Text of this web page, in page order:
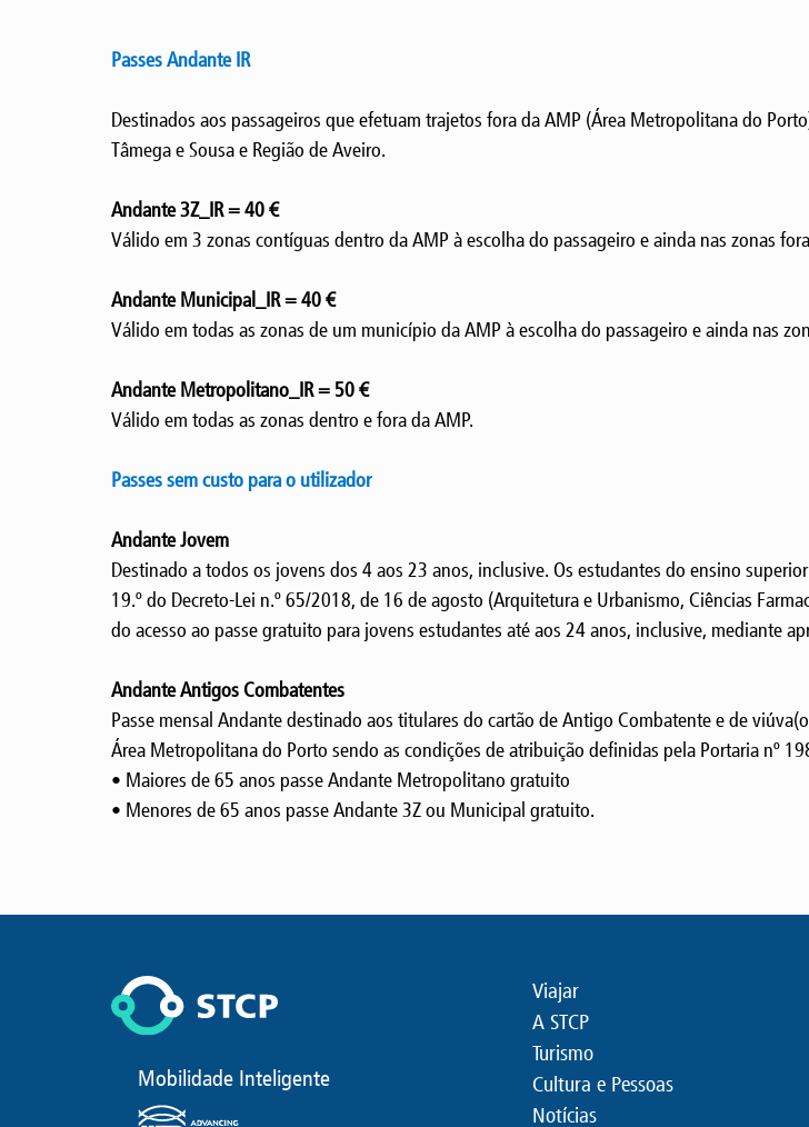
Passes Andante IR
Destinados aos passageiros que efetuam trajetos fora da AMP (Área Metropolitana do
Tâmega e Sousa e Região de Aveiro.
Andante 3Z_IR = 40 €
Válido em 3 zonas contíguas dentro da AMP à escolha do passageiro e ainda nas zonas
Andante Municipal_IR = 40 €
Válido em todas as zonas de um município da AMP à escolha do passageiro e ainda nas
Andante Metropolitano_IR = 50 €
Válido em todas as zonas dentro e fora da AMP.
Passes sem custo para o utilizador
Andante Jovem
Destinado a todos os jovens dos 4 aos 23 anos, inclusive. Os estudantes do ensino
19.º do Decreto-Lei n.º 65/2018, de 16 de agosto (Arquitetura e Urbanismo, Ciências
do acesso ao passe gratuito para jovens estudantes até aos 24 anos, inclusive, mediante
Andante Antigos Combatentes
Passe mensal Andante destinado aos titulares do cartão de Antigo Combatente e de
Área Metropolitana do Porto sendo as condições de atribuição definidas pela Portaria nº
• Maiores de 65 anos passe Andante Metropolitano gratuito
• Menores de 65 anos passe Andante 3Z ou Municipal gratuito.
Mobilidade Inteligente
Viajar
A STCP
Turismo
Cultura e Pessoas
Notícias